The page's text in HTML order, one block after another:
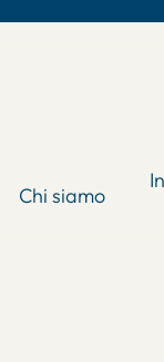
Chi siamo